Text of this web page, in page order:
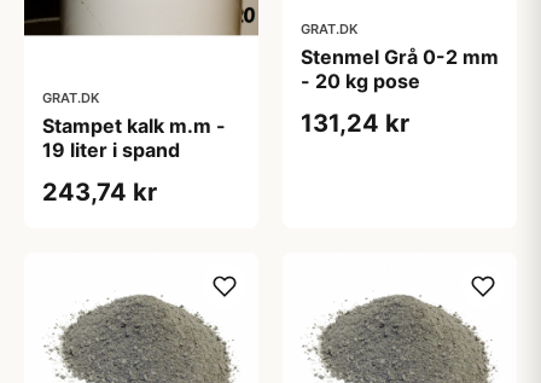
GRAT.DK
Stampet kalk m.m -
19 liter i spand
243,74 kr
GRAT.DK
Stenmel Grå 0-2 mm
- 20 kg pose
131,24 kr